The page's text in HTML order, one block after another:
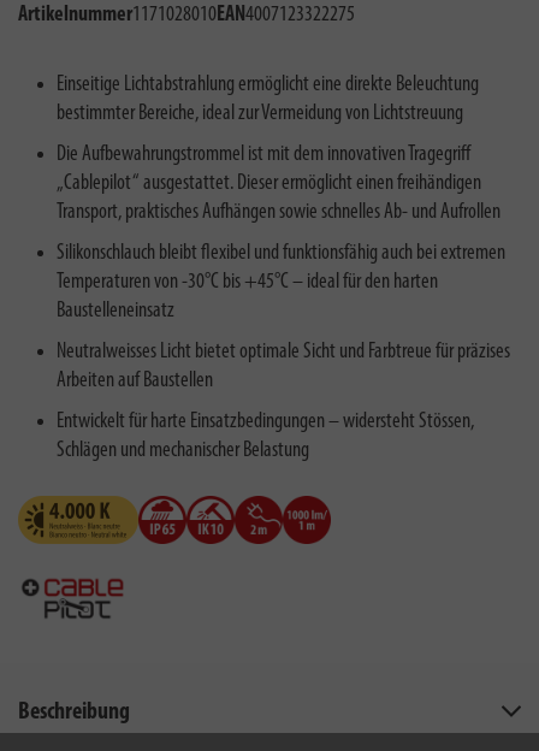
Artikelnummer1171028010EAN4007123322275
Einseitige Lichtabstrahlung ermöglicht eine direkte Beleuchtung
bestimmter Bereiche, ideal zur Vermeidung von Lichtstreuung
Die Aufbewahrungstrommel ist mit dem innovativen Tragegriff
„Cablepilot“ ausgestattet. Dieser ermöglicht einen freihändigen
Transport, praktisches Aufhängen sowie schnelles Ab- und Aufrollen
Silikonschlauch bleibt flexibel und funktionsfähig auch bei extremen
Temperaturen von -30°C bis +45°C – ideal für den harten
Baustelleneinsatz
Neutralweisses Licht bietet optimale Sicht und Farbtreue für präzises
Arbeiten auf Baustellen
Entwickelt für harte Einsatzbedingungen – widersteht Stössen,
Schlägen und mechanischer Belastung
Beschreibung